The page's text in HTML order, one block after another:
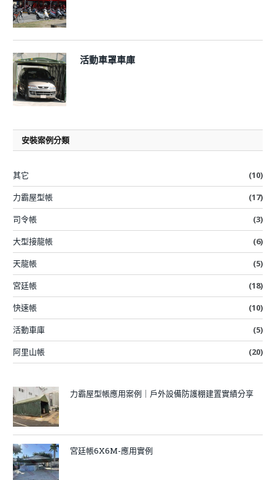
活動車罩車庫
安裝案例分類
其它
(10)
力霸屋型帳
(17)
司令帳
(3)
大型接龍帳
(6)
天龍帳
(5)
宮廷帳
(18)
快速帳
(10)
活動車庫
(5)
阿里山帳
(20)
力霸屋型帳應用案例｜戶外設備防護棚建置實績分享
宮廷帳6X6M-應用實例